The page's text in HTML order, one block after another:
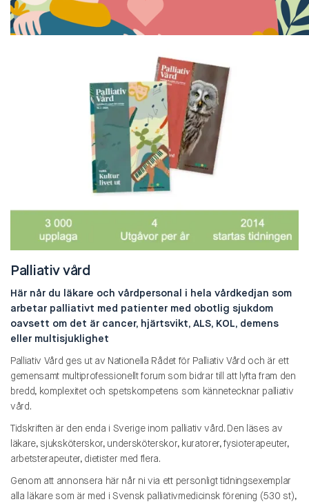
Palliativ vård
Här når du läkare och vårdpersonal i hela vårdkedjan som
arbetar palliativt med patienter med obotlig sjukdom
oavsett om det är cancer, hjärtsvikt, ALS, KOL, demens
eller multisjuklighet
Palliativ Vård ges ut av Nationella Rådet för Palliativ Vård och är ett
gemensamt multiprofessionellt forum som bidrar till att lyfta fram den
bredd, komplexitet och spetskompetens som kännetecknar palliativ
vård.
Tidskriften är den enda i Sverige inom palliativ vård. Den läses av
läkare, sjuksköterskor, undersköterskor, kuratorer, fysioterapeuter,
arbetsterapeuter, dietister med flera.
Genom att annonsera här når ni via ett personligt tidningsexemplar
alla läkare som är med i Svensk palliativmedicinsk förening (530 st),